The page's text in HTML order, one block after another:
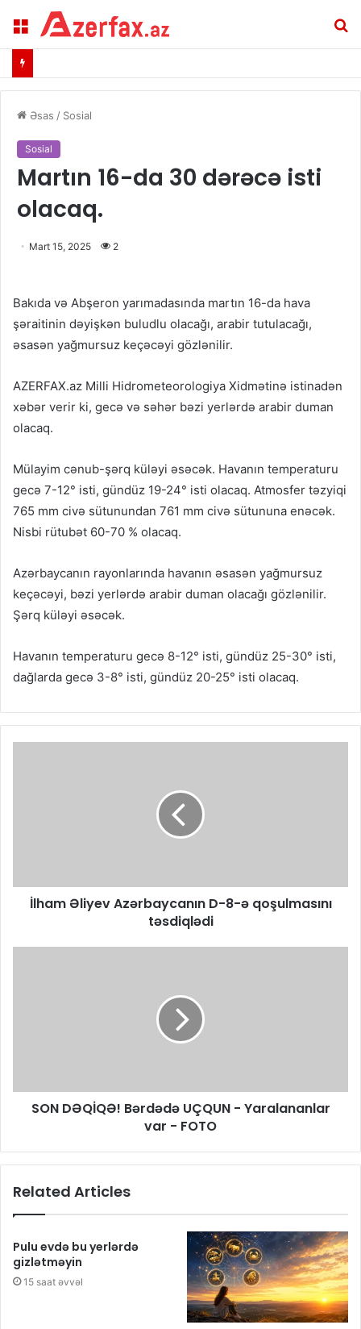
Menu
Əsas / Sosial
Sosial
Martın 16-da 30 dərəcə isti
olacaq.
Mart 15, 2025 2
Bakıda və Abşeron yarımadasında martın 16-da hava
şəraitinin dəyişkən buludlu olacağı, arabir tutulacağı,
əsasən yağmursuz keçəcəyi gözlənilir.
AZERFAX.az Milli Hidrometeorologiya Xidmətinə istinadən
xəbər verir ki, gecə və səhər bəzi yerlərdə arabir duman
olacaq.
Mülayim cənub-şərq küləyi əsəcək. Havanın temperaturu
gecə 7-12° isti, gündüz 19-24° isti olacaq. Atmosfer təzyiqi
765 mm civə sütunundan 761 mm civə sütununa enəcək.
Nisbi rütubət 60-70 % olacaq.
Azərbaycanın rayonlarında havanın əsasən yağmursuz
keçəcəyi, bəzi yerlərdə arabir duman olacağı gözlənilir.
Şərq küləyi əsəcək.
Havanın temperaturu gecə 8-12° isti, gündüz 25-30° isti,
dağlarda gecə 3-8° isti, gündüz 20-25° isti olacaq.
İlham Əliyev Azərbaycanın D-8-ə qoşulmasını
təsdiqlədi
SON DƏQİQƏ! Bərdədə UÇQUN - Yaralananlar
var - FOTO
Related Articles
Pulu evdə bu yerlərdə
gizlətməyin
15 saat əvvəl